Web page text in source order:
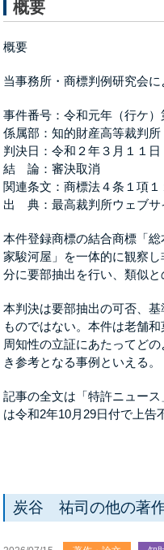
概要
概要
当事務所・商標判例研究会
事件番号：令和元年（行ケ
係属部：知的財産高等裁判所
判決日：令和２年３月１１日
結 論：審決取消
関連条文：商標法４条１項１
出 典：最高裁判所ウェブサ
本件登録商標の結合商標「
家駿河屋」を一体的に観察
分に要部抽出を行い、類似と
本判決は要部抽出の可否、
ものではない。本件は老舗
周知性の立証にあたってど
き参考となる事例といえる。
記事の全文は「特許ニュー
は令和2年10月29日付で上告
炭谷 祐司の他の著